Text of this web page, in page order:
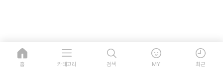
홈 카테고리 검색 MY 최근